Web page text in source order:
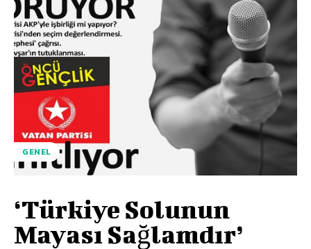
GENEL
‘Türkiye Solunun
Mayası Sağlamdır’